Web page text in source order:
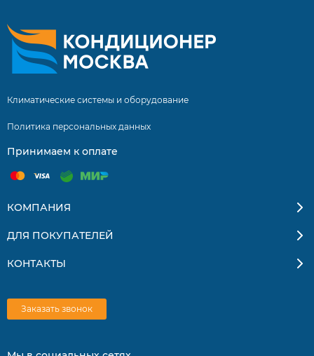
Климатические системы и оборудование
Политика персональных данных
Принимаем к оплате
КОМПАНИЯ
ДЛЯ ПОКУПАТЕЛЕЙ
КОНТАКТЫ
Заказать звонок